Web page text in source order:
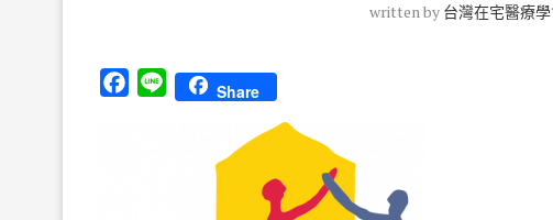
written by 台灣在宅醫療
Facebook
Line Share